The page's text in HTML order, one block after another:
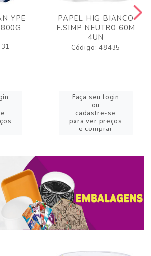
YPE
PAPEL HIG BIANCO
F.SIMP NEUTRO 60M
4UN
Código: 48485
Faça seu login
ou
cadastre-se
para ver preços
e comprar